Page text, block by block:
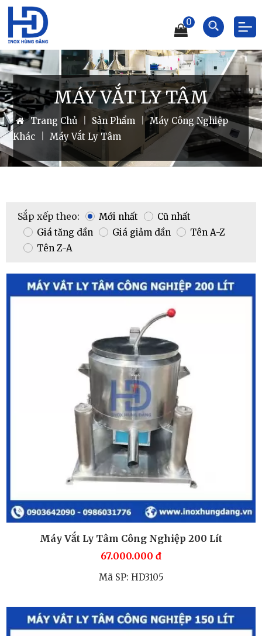
0
MÁY VẮT LY TÂM
Trang Chủ Sản Phẩm | Máy Công Nghiệp
Khác
Máy Vắt Ly Tâm
Sắp xếp theo: Mới nhất
Cũ nhất
Giá tăng dần
Giá giảm dần
Tên A-Z
Tên Z-A
Máy Vắt Ly Tâm Công Nghiệp 200 Lít
67.000.000 đ
Mã SP: HD3105